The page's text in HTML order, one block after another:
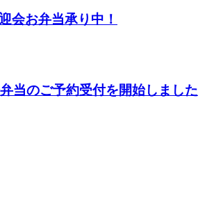
会お弁当承り中！
当のご予約受付を開始しました